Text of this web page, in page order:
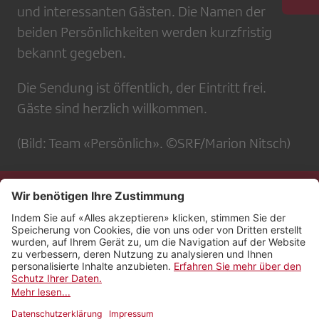
und interessanten Gästen. Die Namen der
beiden Persönlichkeiten werden kurzfristig
bekannt gegeben.
Die Sendung ist öffentlich, der Eintritt frei.
Gäste sind herzlich willkommen.
(Bild: Team «Persönlich». ©SRF/Marion Nitsch)
Kontakt
Impressum
Rechtliches
Netiquette